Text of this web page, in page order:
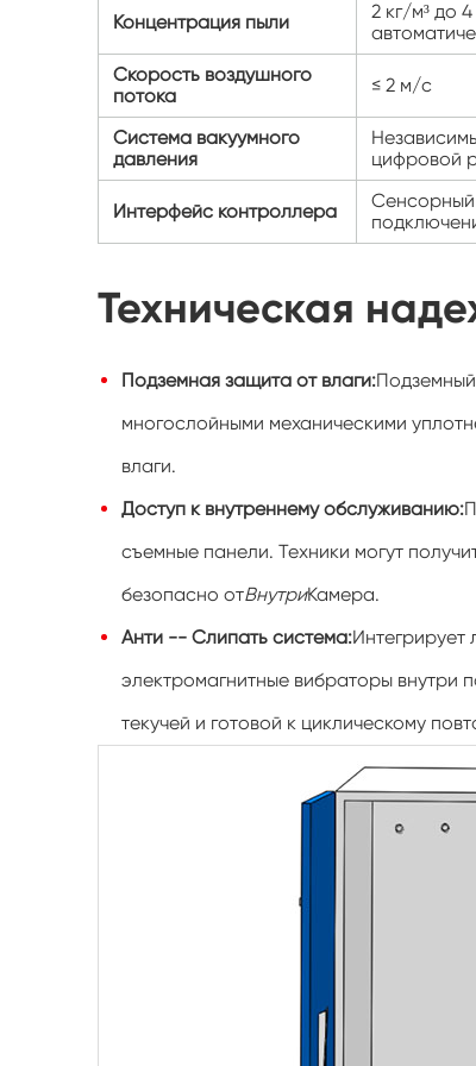
Концентрация пыли
2 кг/м³ до
Скорость воздушного
потока
≤ 2 м/с
Система вакуумного
давления
цифровой
Интерфейс контроллера
Техническая
Подземная защита от влаги:
многослойными механическими
влаги.
Доступ к внутреннему обслуживанию:
съемные панели. Техники могут
безопасно отВнутриКамера.
Анти -- Слипать система:Интегрирует
электромагнитные вибраторы внутри
текучей и готовой к циклическому